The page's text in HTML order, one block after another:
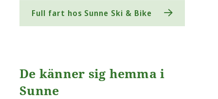
Full fart hos Sunne Ski & Bike
De känner sig hemma i
Sunne